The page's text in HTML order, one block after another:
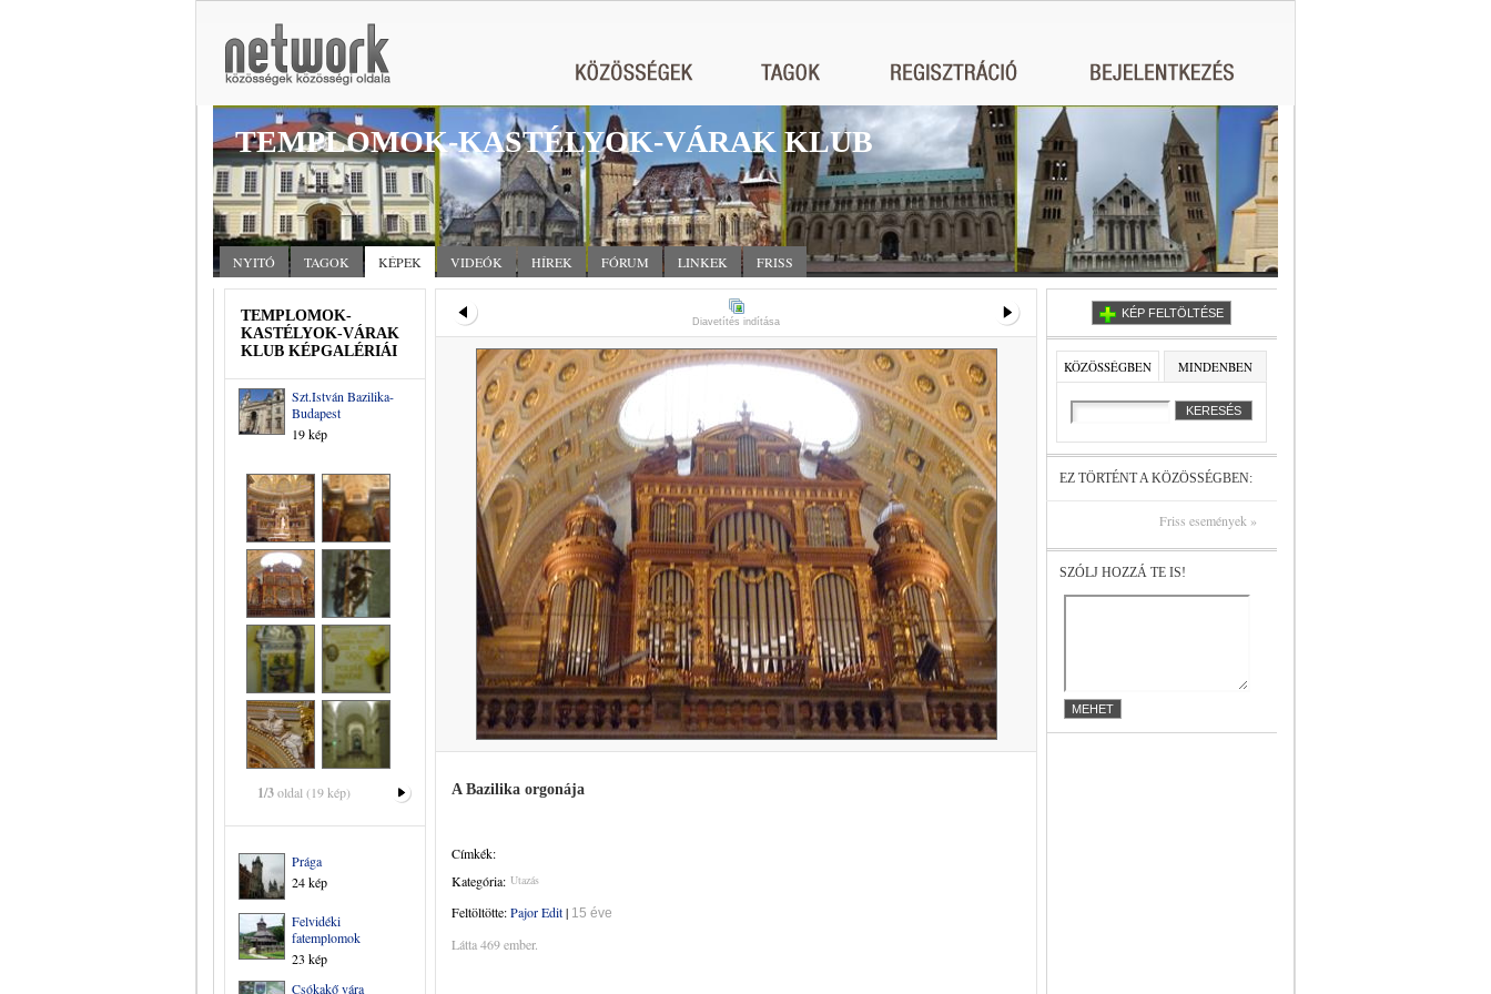
TEMPLOMOK-KASTÉLYOK-VÁRAK KLUB
NYITÓ TAGOK KÉPEK VIDEÓK HÍREK FÓRUM LINKEK FRISS
TEMPLOMOK-
KASTÉLYOK-VÁRAK
KLUB KÉPGALÉRIÁI
Szt.István Bazilika-
Budapest
19 kép
1/3oldal (19 kép)
Prága
24 kép
Felvidéki
fatemplomok
23 kép
Csókakő vára
Diavetítés indítása
A Bazilika orgonája
Címkék:
Kategória: Utazás
Feltöltötte:Pajor Edit| 15 éve
Látta 469 ember.
KÉP FELTÖLTÉSE
KÖZÖSSÉGBEN MINDENBEN
EZ TÖRTÉNT A KÖZÖSSÉGBEN:
Friss események »
SZÓLJ HOZZÁ TE IS!